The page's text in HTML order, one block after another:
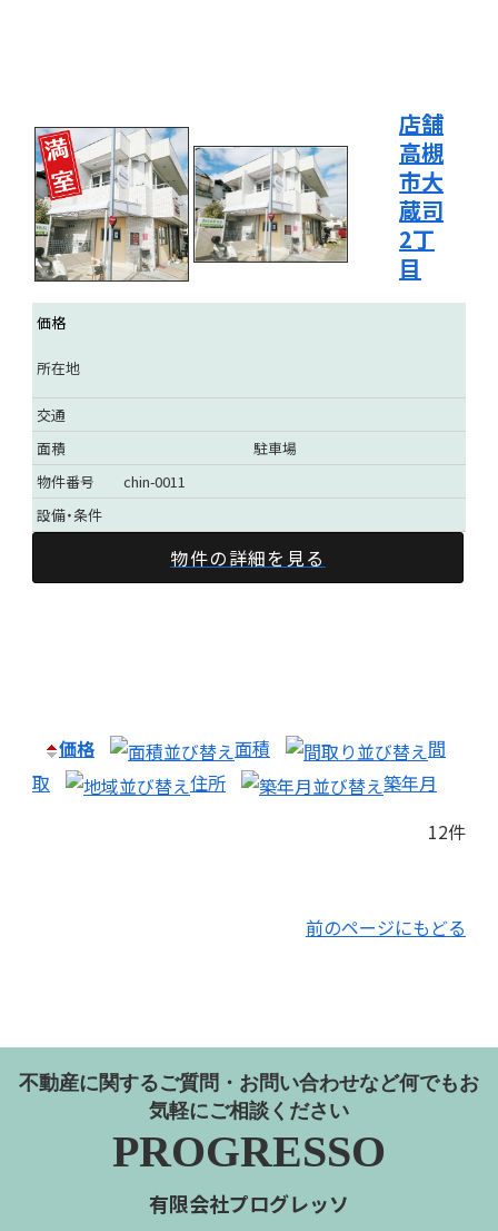
店舗
高槻
市大
蔵司
2丁
目
価格
所在地
交通
面積
駐車場
物件番号
chin-0011
設備・条件
物件の詳細を見る
価格 面積
間
取
住所
築年月
12件
前のページにもどる
不動産に関するご質問・お問い合わせなど何でもお
気軽にご相談ください
PROGRESSO
有限会社プログレッソ